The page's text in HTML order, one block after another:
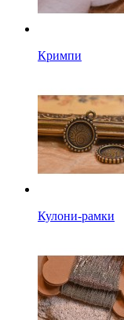
Кримпи
Кулони-рамки